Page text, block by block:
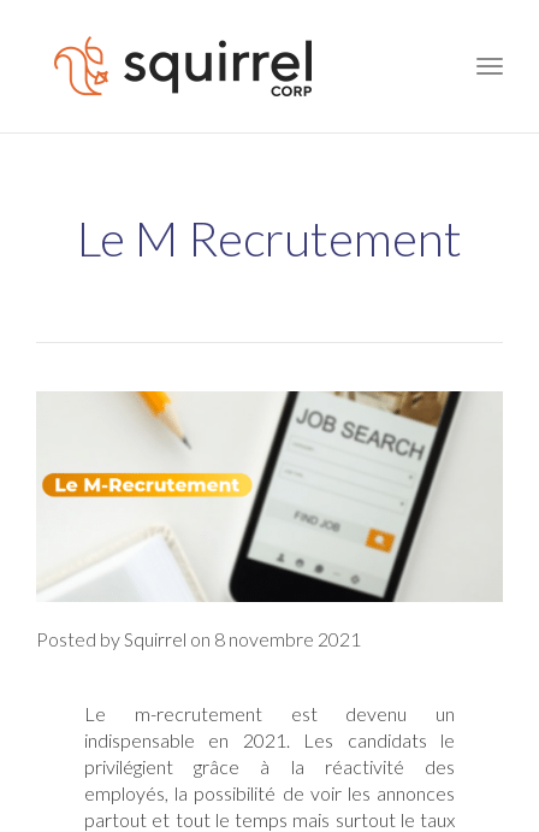
Toggle
Le M Recrutement
Posted by Squirrel on 8 novembre 2021
Le m-recrutement est devenu un
indispensable en 2021. Les candidats le
privilégient grâce à la réactivité des
employés, la possibilité de voir les annonces
partout et tout le temps mais surtout le taux